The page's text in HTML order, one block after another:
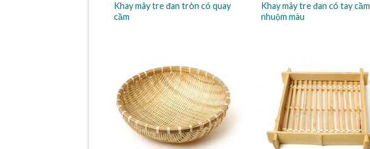
Khay mây tre đan tròn có quay
cầm
Khay mây tre đan có tay cầm
nhuộm màu